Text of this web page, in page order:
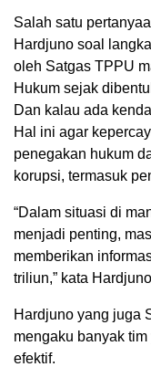
Salah satu
Hardjuno soal
oleh Satgas TPPU
Hukum sejak
Dan kalau ada
Hal ini agar
penegakan hukum
korupsi, termasuk
“Dalam situasi di
menjadi penting,
memberikan
triliun,” kata
Hardjuno yang juga
mengaku banyak
efektif.